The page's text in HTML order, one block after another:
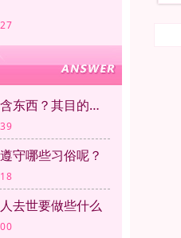
古人下葬之前为啥嘴里都要含东西？其目的是什么？
守哪些习俗呢？
去世要做些什么